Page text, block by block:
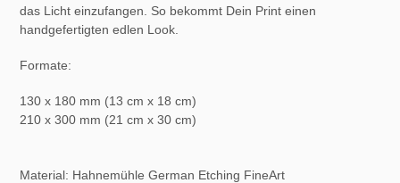
das Licht einzufangen. So bekommt Dein Print einen
handgefertigten edlen Look.
Formate:
130 x 180 mm (13 cm x 18 cm)
210 x 300 mm (21 cm x 30 cm)
Material: Hahnemühle German Etching FineArt